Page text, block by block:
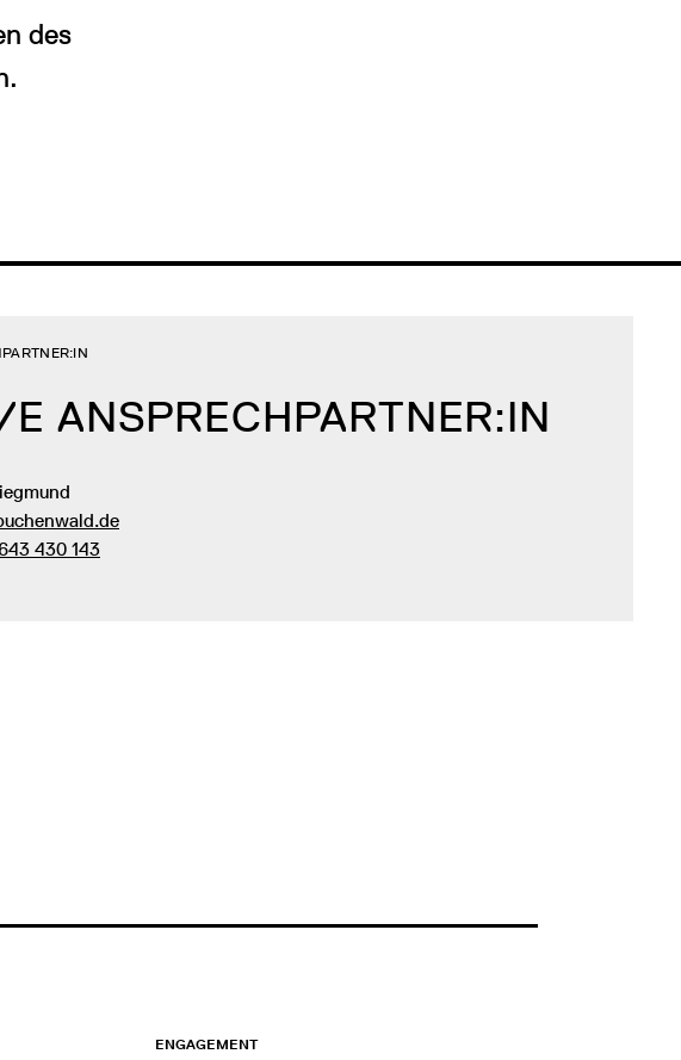
des
ANSPRECH­PARTNER:IN
430 143
ENGAGEMENT